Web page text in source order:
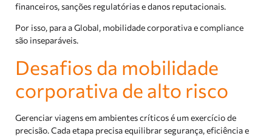
financeiros, sanções regulatórias e danos reputacionais.
Por isso, para a Global, mobilidade corporativa e compliance
são inseparáveis.
Desafios da mobilidade
corporativa de alto risco
Gerenciar viagens em ambientes críticos é um exercício de
precisão. Cada etapa precisa equilibrar segurança, eficiência e